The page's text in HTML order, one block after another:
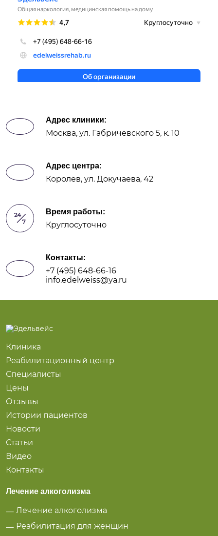
Адрес клиники:
Москва, ул. Габричевского 5, к. 10
Адрес центра:
Королёв, ул. Докучаева, 42
Время работы:
Круглосуточно
Контакты:
+7 (495) 648-66-16
info.edelweiss@ya.ru
Клиника
Реабилитационный центр
Специалисты
Цены
Отзывы
Истории пациентов
Новости
Статьи
Видео
Контакты
Лечение алкоголизма
Лечение алкоголизма
Реабилитация для женщин